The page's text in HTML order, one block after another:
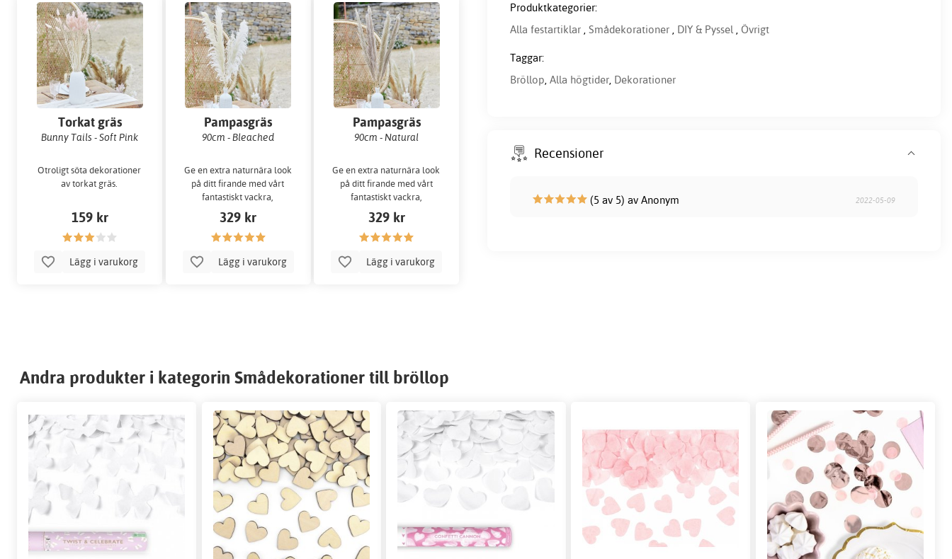
Produktkategorier:
Alla festartiklar , Smådekorationer , DIY & Pyssel , Övrigt
Taggar:
Bröllop, Alla högtider, Dekorationer
Torkat gräs
Bunny Tails - Soft Pink
Otroligt söta dekorationer
av torkat gräs.
159 kr
Lägg i varukorg
Pampasgräs
90cm - Bleached
Ge en extra naturnära look
på ditt firande med vårt
fantastiskt vackra,
torkade pampasgräs.
329 kr
Lägg i varukorg
Pampasgräs
90cm - Natural
Ge en extra naturnära look
på ditt firande med vårt
fantastiskt vackra,
torkade pampasgräs.
329 kr
Lägg i varukorg
Recensioner
(5 av 5) av Anonym 2022-05-09
Andra produkter i kategorin Smådekorationer till bröllop